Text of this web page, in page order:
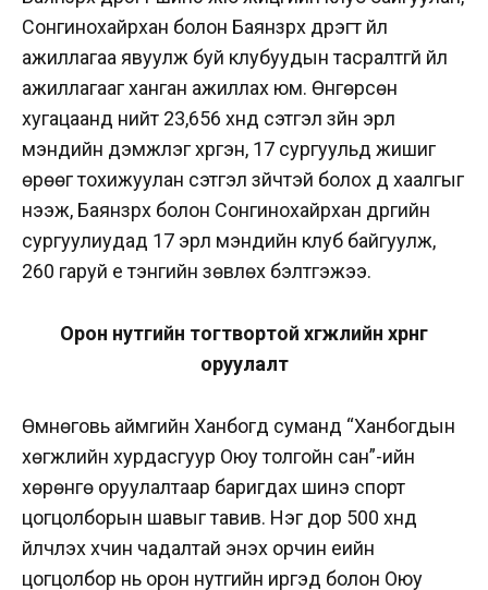
Сонгинохайрхан болон Баянзүрх дүүрэгт үйл
ажиллагаа явуулж буй клубуудын тасралтгүй үйл
ажиллагааг ханган ажиллах юм. Өнгөрсөн
хугацаанд нийт 23,656 хүнд сэтгэл зүйн эрүүл
мэндийн дэмжлэг хүргэн, 17 сургуульд жишиг
өрөөг тохижуулан сэтгэл зүйчтэй болох үүд хаалгыг
нээж, Баянзүрх болон Сонгинохайрхан дүүргийн
сургуулиудад 17 эрүүл мэндийн клуб байгуулж,
260 гаруй үе тэнгийн зөвлөх бэлтгэжээ.
Орон нутгийн тогтвортой хөгжлийн хөрөнгө
оруулалт
Өмнөговь аймгийн Ханбогд суманд “Ханбогдын
хөгжлийн хурдасгуур Оюу толгойн сан”-ийн
хөрөнгө оруулалтаар баригдах шинэ спорт
цогцолборын шавыг тавив. Нэг дор 500 хүнд
үйлчлэх хүчин чадалтай энэхүү орчин үеийн
цогцолбор нь орон нутгийн иргэд болон Оюу